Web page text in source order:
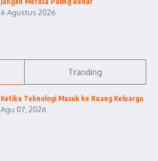
6 Agustus 2026
Tranding
Ketika Teknologi Masuk ke Ruang Keluarga
Agu 07, 2026